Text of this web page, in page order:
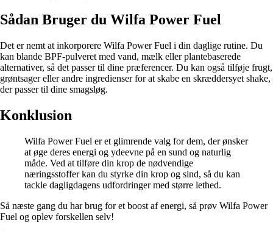
Sådan Bruger du Wilfa Power Fuel
Det er nemt at inkorporere Wilfa Power Fuel i din daglige rutine. Du
kan blande BPF-pulveret med vand, mælk eller plantebaserede
alternativer, så det passer til dine præferencer. Du kan også tilføje frugt,
grøntsager eller andre ingredienser for at skabe en skræddersyet shake,
der passer til dine smagsløg.
Konklusion
Wilfa Power Fuel er et glimrende valg for dem, der ønsker
at øge deres energi og ydeevne på en sund og naturlig
måde. Ved at tilføre din krop de nødvendige
næringsstoffer kan du styrke din krop og sind, så du kan
tackle dagligdagens udfordringer med større lethed.
Så næste gang du har brug for et boost af energi, så prøv Wilfa Power
Fuel og oplev forskellen selv!